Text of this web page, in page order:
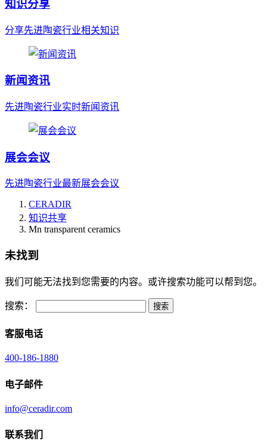
知识分享
分享先进陶瓷行业相关知识
新闻资讯
先进陶瓷行业实时新闻资讯
展会会议
先进陶瓷行业最新展会会议
CERADIR
知识共享
Mn transparent ceramics
未找到
我们可能无法找到您需要的内容。或许搜索功能可以帮到您。
搜索：
客服电话
400-186-1880
电子邮件
info@ceradir.com
联系我们